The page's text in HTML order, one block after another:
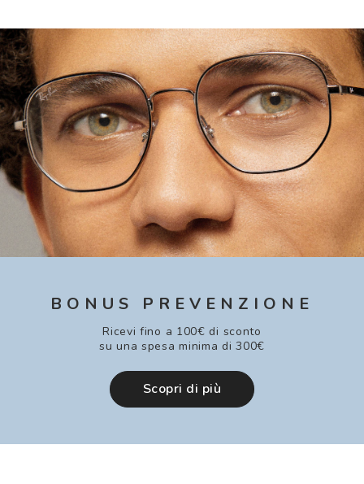
BONUS PREVENZIONE
Ricevi fino a 100€ di sconto
su una spesa minima di 300€
Scopri di più